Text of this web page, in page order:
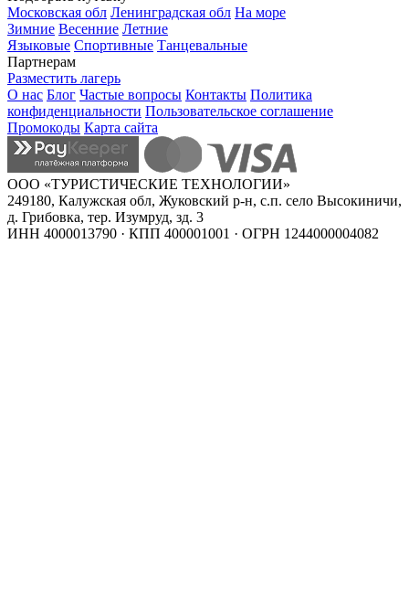
Московская обл Ленинградская обл На море
Зимние Весенние Летние
Языковые Спортивные Танцевальные
Партнерам
Разместить лагерь
О нас Блог Частые вопросы Контакты Политика
конфиденциальности Пользовательское соглашение
Промокоды Карта сайта
ООО «ТУРИСТИЧЕСКИЕ ТЕХНОЛОГИИ»
249180, Калужская обл, Жуковский р-н, с.п. село Высокиничи,
д. Грибовка, тер. Изумруд, зд. 3
ИНН 4000013790 · КПП 400001001 · ОГРН 1244000004082